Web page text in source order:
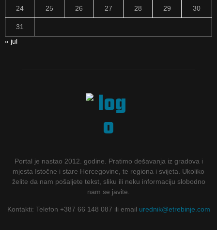
24 25 26 27 28 29 30
31
« jul
Portal je nastao 2012. godine. Pratimo dešavanja iz gradova i
mjesta Istočne i stare Hercegovine, te regiona i svijeta. Ukoliko
želite da nam pošaljete tekst, sliku ili neku informaciju slobodno
nam se javite.
Kontakti: Telefon +387 66 148 087 ili email urednik@etrebinje.com